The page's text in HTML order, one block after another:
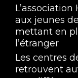
aux jeunes
mettant en
l’étranger
Les centres
retrouvent